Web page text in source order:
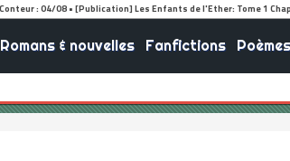
Romans & nouvelles Fanfictions Poèmes